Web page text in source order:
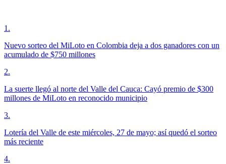
1 .
Nuevo sorteo del MiLoto en Colombia deja a dos ganadores con un
acumulado de $750 millones
2.
La suerte llegó al norte del Valle del Cauca: Cayó premio de $300
millones de MiLoto en reconocido municipio
3.
Lotería del Valle de este miércoles, 27 de mayo; así quedó el sorteo
más reciente
4.